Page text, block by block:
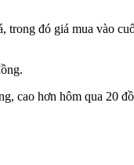
đó giá mua vào
cao hơn hôm qua 20